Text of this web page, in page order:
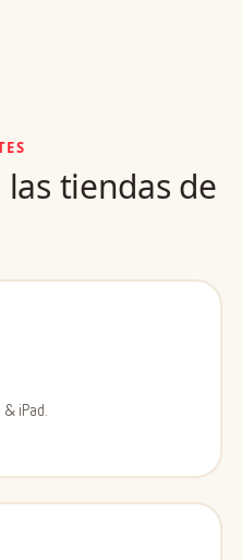
tiendas de
iPad.